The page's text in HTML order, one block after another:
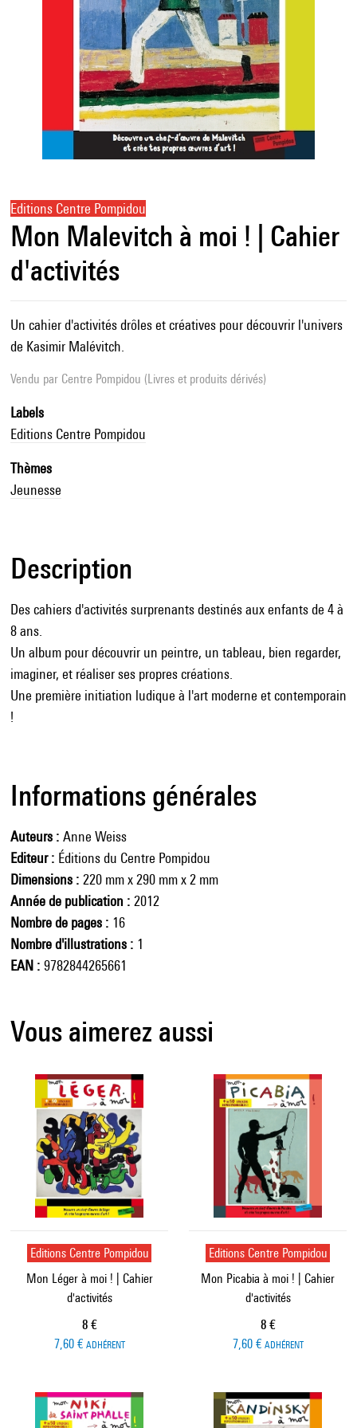
Editions Centre Pompidou
Mon Malevitch à moi ! | Cahier
d'activités
Un cahier d'activités drôles et créatives pour découvrir l'univers
de Kasimir Malévitch.
Vendu par Centre Pompidou (Livres et produits dérivés)
Labels
Editions Centre Pompidou
Thèmes
Jeunesse
Description
Des cahiers d'activités surprenants destinés aux enfants de 4 à
8 ans.
Un album pour découvrir un peintre, un tableau, bien regarder,
imaginer, et réaliser ses propres créations.
Une première initiation ludique à l'art moderne et contemporain
!
Informations générales
Auteurs
Anne Weiss
Editeur
Éditions du Centre Pompidou
Dimensions
220 mm x 290 mm x 2 mm
Année de publication
2012
Nombre de pages
16
Nombre d'illustrations
1
EAN
9782844265661
Vous aimerez aussi
Editions Centre Pompidou
Mon Léger à moi ! | Cahier
d'activités
Prix ​​actuel
8 €
7,60 € ADHÉRENT
Editions Centre Pompidou
Mon Picabia à moi ! | Cahier
d'activités
Prix ​​actuel
8 €
7,60 € ADHÉRENT